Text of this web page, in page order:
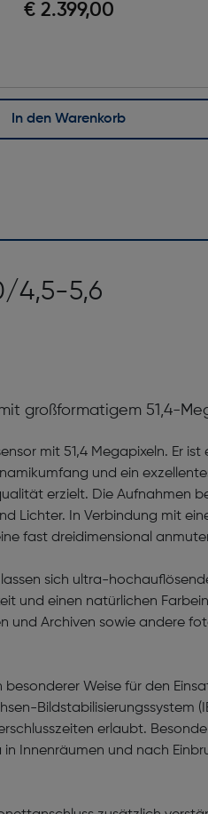
€ 2.399,00
In den Warenkorb
4,5-5,6
mit großformatigem 51,4-
mit 51,4 Megapixeln. Er
und ein
erzielt. Die Aufnahmen
Lichter. In Verbindung mit
fast drei­dimensional
sich ultra-
und einen natürlichen
und Archiven sowie andere
Weise für den
Bild­stabilisierungs­system
erlaubt.
Innenräumen und nach